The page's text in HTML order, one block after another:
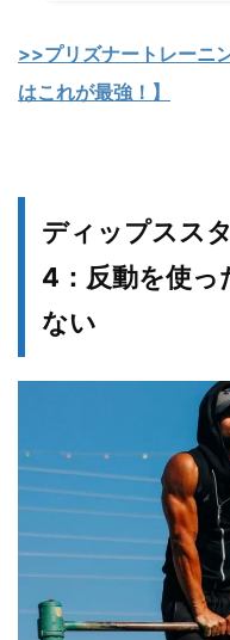
>>プリズナートレーニ
はこれが最強！】
ディップスス
4：反動を使っ
ない